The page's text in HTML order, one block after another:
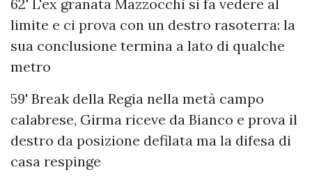
62' L'ex granata Mazzocchi si fa vedere al
limite e ci prova con un destro rasoterra: la
sua conclusione termina a lato di qualche
metro
59' Break della Regia nella metà campo
calabrese, Girma riceve da Bianco e prova il
destro da posizione defilata ma la difesa di
casa respinge